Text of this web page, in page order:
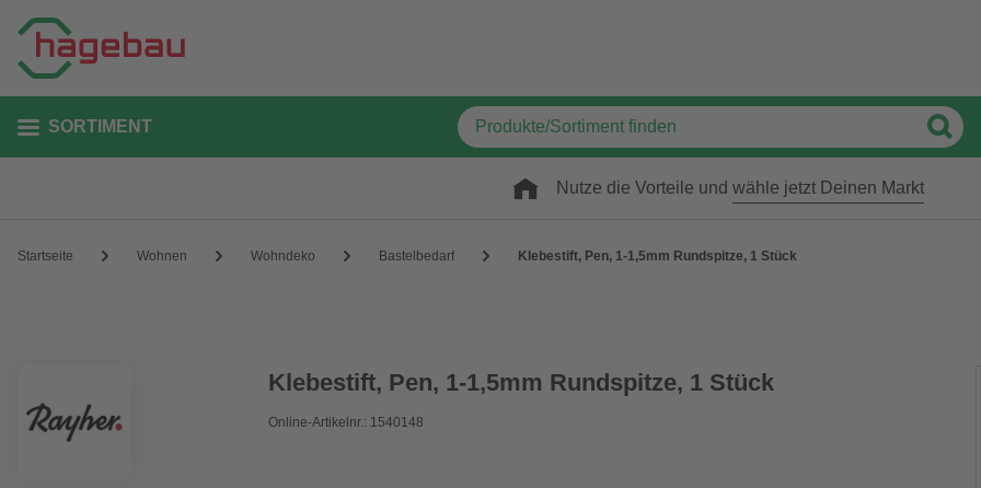
SORTIMENT
Nutze die Vorteile und wähle jetzt Deinen Markt
Startseite Wohnen Wohndeko Bastelbedarf Klebestift, Pen, 1-1,5mm Rundspitze, 1 Stück
Klebestift, Pen, 1-1,5mm Rundspitze, 1 Stück
Online-Artikelnr.: 1540148